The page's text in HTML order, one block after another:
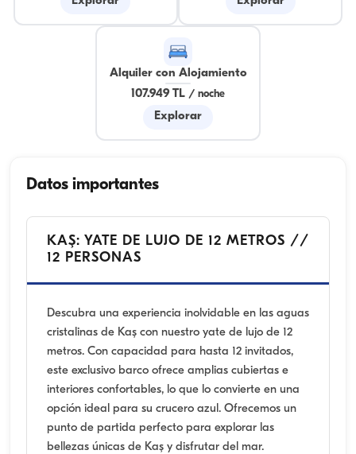
Alquiler con Alojamiento
107.949 TL / noche
Explorar
Datos importantes
KAŞ: YATE DE LUJO DE 12 METROS //
12 PERSONAS
Descubra una experiencia inolvidable en las aguas
cristalinas de Kaş con nuestro yate de lujo de 12
metros. Con capacidad para hasta 12 invitados,
este exclusivo barco ofrece amplias cubiertas e
interiores confortables, lo que lo convierte en una
opción ideal para su crucero azul. Ofrecemos un
punto de partida perfecto para explorar las
bellezas únicas de Kaş y disfrutar del mar.